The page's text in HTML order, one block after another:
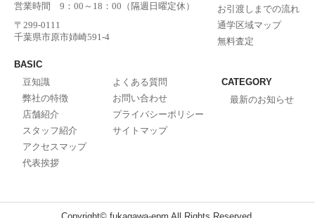
営業時間 9：00～18：00（隔週日曜定休）
〒299-0111
千葉県市原市姉崎591-4
お引渡しまでの流れ
通学区域マップ
無料査定
BASIC
豆知識
弊社の特徴
店舗紹介
スタッフ紹介
アクセスマップ
代表挨拶
よくある質問
お問い合わせ
プライバシーポリシー
サイトマップ
CATEGORY
最新のお知らせ